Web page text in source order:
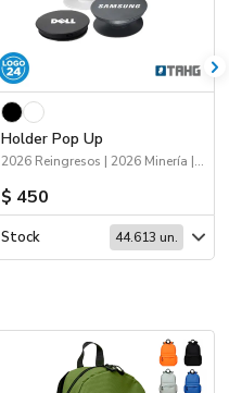
Holder Pop Up
2026 Reingresos | 2026 Minería | Logo 24hs | Tecnología
$ 450
Stock 44.613 un.